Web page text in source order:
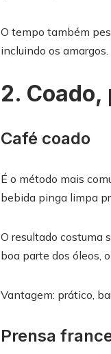
O tempo também
incluindo os
2.
Café coado
É o método mais
bebida pinga limpa
O resultado costuma
boa parte dos óleos,
Vantagem: prático,
Prensa